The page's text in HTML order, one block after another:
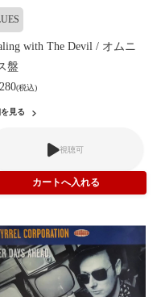
with The Devil / オムニ
盤
(税込)
見る
視聴可